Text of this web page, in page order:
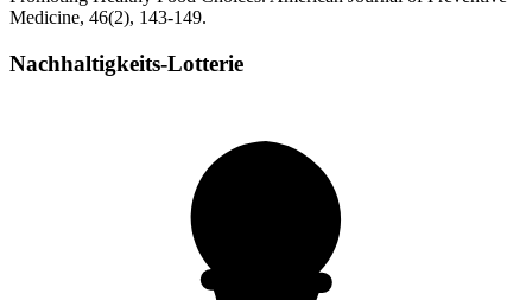
Medicine, 46(2), 143-149.
Nachhaltigkeits-Lotterie